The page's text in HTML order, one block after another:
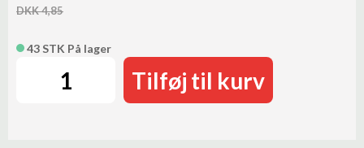
DKK 4,85
43 STK På lager
Tilføj til kurv